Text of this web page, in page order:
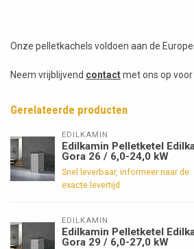
Onze pelletkachels voldoen aan de
Neem vrijblijvend contactmet ons op
Gerelateerde producten
EDILKAMIN
Edilkamin Pelletketel
Gora 26 / 6,0-24,0 kW
Snel leverbaar, informeer naar de
exacte levertijd
EDILKAMIN
Edilkamin Pelletketel
Gora 29 / 6,0-27,0 kW